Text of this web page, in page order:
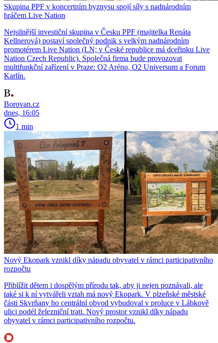
Skupina PPF v koncertním byznysu spojí síly s nadnárodním
hráčem Live Nation
Nejsilnější investiční skupina v Česku PPF (majitelka Renáta
Kellnerová) postaví společný podnik s velkým nadnárodním
promotérem Live Nation (LN; v České republice má dceřinku Live
Nation Czech Republic). Společná firma bude provozovat
multifunkční zařízení v Praze: O2 Arénu, O2 Universum a Forum
Karlín.
Borovan.cz
dnes, 16:05
1 min
Nový Ekopark vznikl díky nápadu obyvatel v rámci participativního
rozpočtu
Přiblížit dětem i dospělým přírodu tak, aby ji nejen poznávali, ale
také si k ní vytvářeli vztah má nový Ekopark. V plzeňské městské
části Skvrňany ho centrální obvod vybudoval v proluce v Lábkově
ulici podél železniční trati. Nový prostor vznikl díky nápadu
obyvatel v rámci participativního rozpočtu.